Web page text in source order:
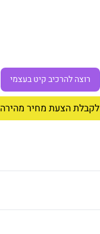
רוצה להרכיב קיט בעצמי
לקבלת הצעת מחיר מהירה